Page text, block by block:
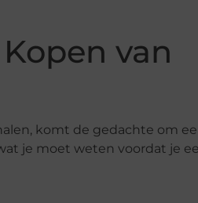
van
komt de gedachte om
je moet weten voordat je